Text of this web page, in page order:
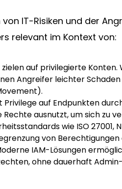
von IT-Risiken und der
relevant im Kontext von:
auf privilegierte
Angreifer leichter
Privilege auf Endpunkten
ausnutzt, um sich zu
wie ISO 27001,
von
IAM-Lösungen
ohne dauerhaft